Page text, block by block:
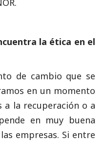
la ética en el
de cambio que se
en un momento
a la recuperación o a
en muy buena
empresas. Si entre